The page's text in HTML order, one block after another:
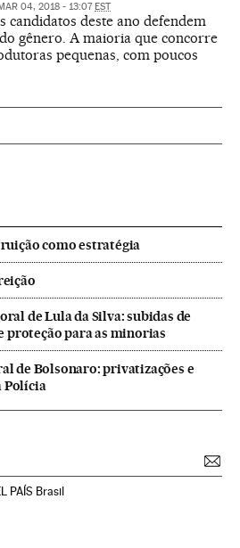
04, 2018 - 13:07 EST
candidatos deste ano defendem
gênero. A maioria que concorre
pequenas, com poucos
como estratégia
de Lula da Silva: subidas de
proteção para as minorias
de Bolsonaro: privatizações e
Polícia
PAÍS Brasil